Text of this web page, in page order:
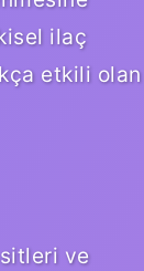
ilaç
etkili olan
ve